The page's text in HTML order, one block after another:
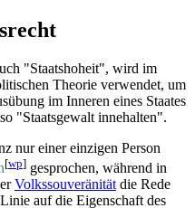
"Staatshoheit", wird im
Theorie verwendet, um
im Inneren eines Staates
"Staatsgewalt innehalten".
nur einer einzigen Person
[wp] gesprochen, während in
Volkssouveränität die Rede
auf die Eigenschaft des